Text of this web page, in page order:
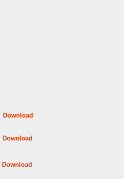
Download
Download
Download